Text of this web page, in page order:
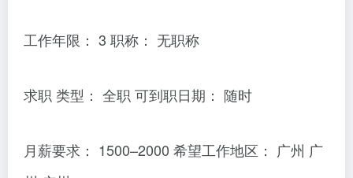
工作年限： 3 职称： 无职称
求职 类型： 全职 可到职日期： 随时
月薪要求： 1500–2000 希望工作地区： 广州 广